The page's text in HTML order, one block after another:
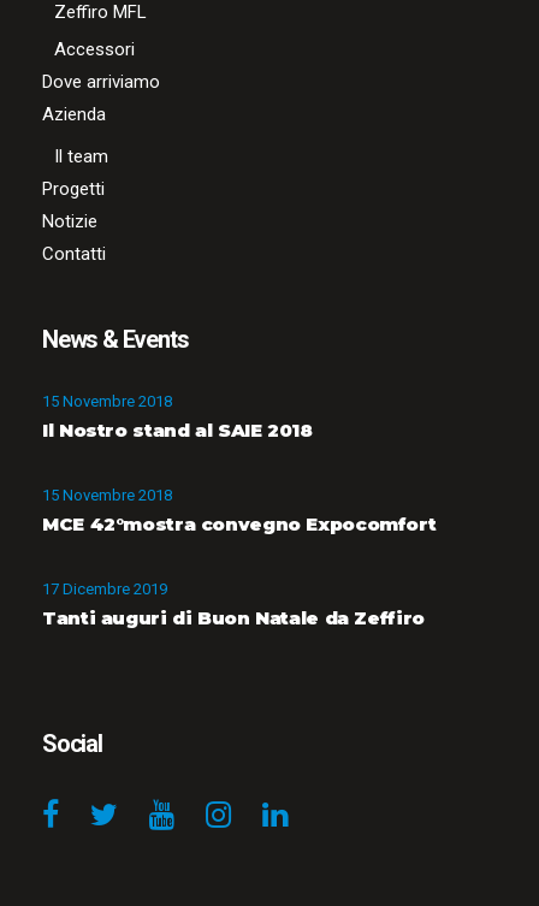
Zeffiro MFL
Accessori
Dove arriviamo
Azienda
Il team
Progetti
Notizie
Contatti
News & Events
15 Novembre 2018
Il Nostro stand al SAIE 2018
15 Novembre 2018
MCE 42°mostra convegno Expocomfort
17 Dicembre 2019
Tanti auguri di Buon Natale da Zeffiro
Social